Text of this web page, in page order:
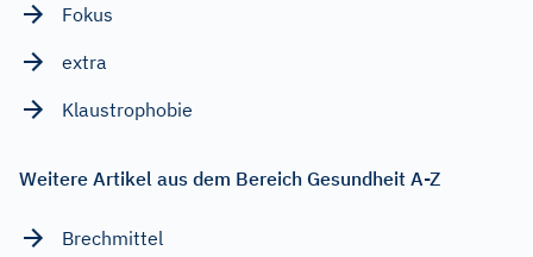
Fokus
extra
Klaustrophobie
Weitere Artikel aus dem Bereich Gesundheit A-Z
Brechmittel